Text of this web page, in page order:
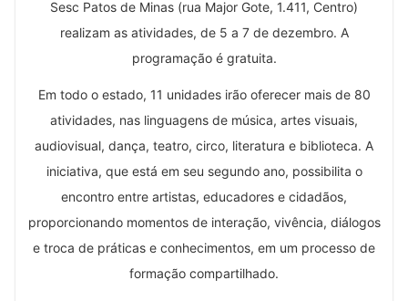
Sesc Patos de Minas (rua Major Gote, 1.411, Centro)
realizam as atividades, de 5 a 7 de dezembro. A
programação é gratuita.
Em todo o estado, 11 unidades irão oferecer mais de 80
atividades, nas linguagens de música, artes visuais,
audiovisual, dança, teatro, circo, literatura e biblioteca. A
iniciativa, que está em seu segundo ano, possibilita o
encontro entre artistas, educadores e cidadãos,
proporcionando momentos de interação, vivência, diálogos
e troca de práticas e conhecimentos, em um processo de
formação compartilhado.